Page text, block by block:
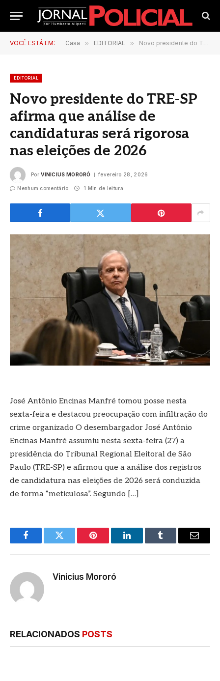
VOCÊ ESTÁ EM: Casa » EDITORIAL » Novo presidente do TRE-SP afirma que análise de candidaturas será rigorosa nas eleições de 2026
EDITORIAL
Novo presidente do TRE-SP
afirma que análise de
candidaturas será rigorosa
nas eleições de 2026
Por VINICIUS MORORÓ fevereiro 28, 2026
Nenhum comentário 1 Min de leitura
José Antônio Encinas Manfré tomou posse nesta
sexta-feira e destacou preocupação com infiltração do
crime organizado O desembargador José Antônio
Encinas Manfré assumiu nesta sexta-feira (27) a
presidência do Tribunal Regional Eleitoral de São
Paulo (TRE-SP) e afirmou que a análise dos registros
de candidatura nas eleições de 2026 será conduzida
de forma “meticulosa”. Segundo […]
FacebookTwitter Pinterest LinkedInTumblr
E-
Vinicius Mororó
RELACIONADOS POSTS